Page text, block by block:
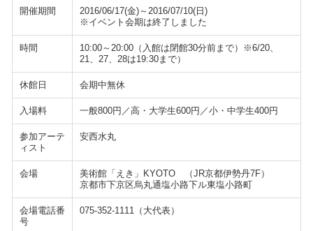
開催期間
2016/06/17(金)～2016/07/10(日)
※イベント会期は終了しました
時間
10:00～20:00（入館は閉館30分前まで）※6/20、
21、27、28は19:30まで）
休館日 会期中無休
入場料 一般800円／高・大学生600円／小・中学生400円
参加アーテ
ィスト
安西水丸
会場
美術館「えき」KYOTO （JR京都伊勢丹7F）
京都市下京区烏丸通塩小路下ル東塩小路町
会場電話番
号
075-352-1111（大代表）